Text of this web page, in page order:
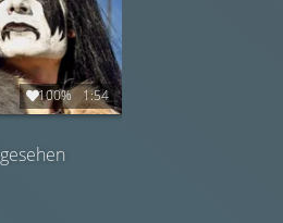
100% 1:54
gesehen